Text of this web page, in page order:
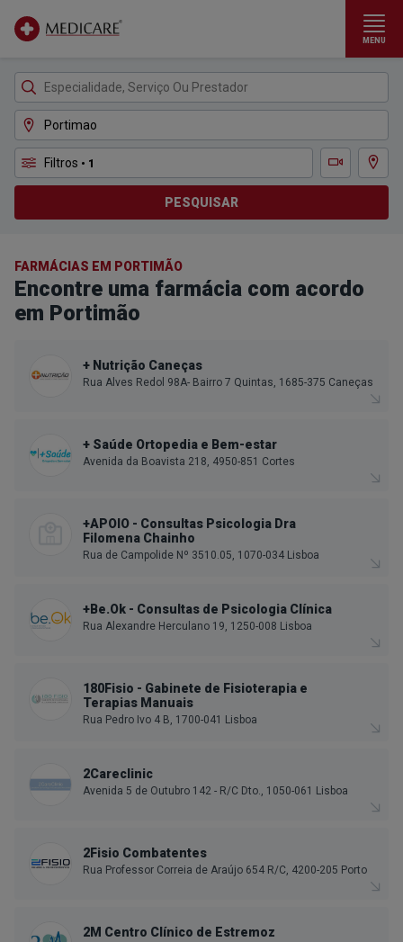
MENU
Filtros • 1
Teleconsulta
Ver
PESQUISAR
FARMÁCIAS EM PORTIMÃO
Encontre uma farmácia com acordo
em Portimão
+ Nutrição Caneças
Rua Alves Redol 98A- Bairro 7 Quintas, 1685-375 Caneças
+ Saúde Ortopedia e Bem-estar
Avenida da Boavista 218, 4950-851 Cortes
+APOIO - Consultas Psicologia Dra
Filomena Chainho
Rua de Campolide Nº 3510.05, 1070-034 Lisboa
+Be.Ok - Consultas de Psicologia Clínica
Rua Alexandre Herculano 19, 1250-008 Lisboa
180Fisio - Gabinete de Fisioterapia e
Terapias Manuais
Rua Pedro Ivo 4 B, 1700-041 Lisboa
2Careclinic
Avenida 5 de Outubro 142 - R/C Dto., 1050-061 Lisboa
2Fisio Combatentes
Rua Professor Correia de Araújo 654 R/C, 4200-205 Porto
2M Centro Clínico de Estremoz